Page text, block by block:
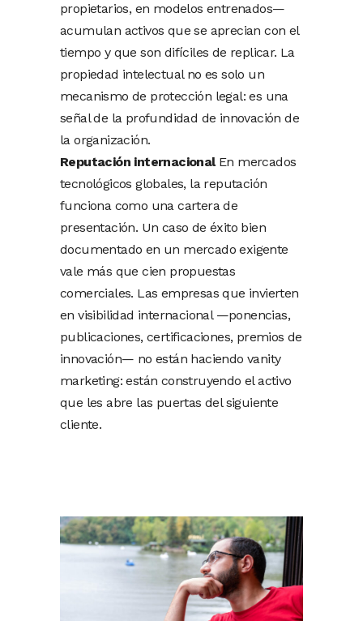
propietarios, en modelos entrenados—
acumulan activos que se aprecian con el
tiempo y que son difíciles de replicar. La
propiedad intelectual no es solo un
mecanismo de protección legal: es una
señal de la profundidad de innovación de
la organización.
Reputación internacionalEn mercados
tecnológicos globales, la reputación
funciona como una cartera de
presentación. Un caso de éxito bien
documentado en un mercado exigente
vale más que cien propuestas
comerciales. Las empresas que invierten
en visibilidad internacional —ponencias,
publicaciones, certificaciones, premios de
innovación— no están haciendo vanity
marketing: están construyendo el activo
que les abre las puertas del siguiente
cliente.